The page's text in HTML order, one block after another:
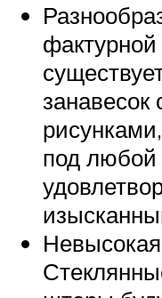
под любой